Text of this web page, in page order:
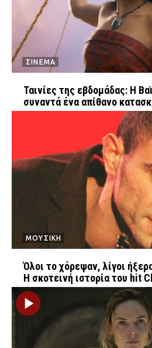
ΣΙΝΕΜΑ
Ταινίες της εβδομάδας: H
συναντά ένα απίθανο
ΜΟΥΣΙΚΗ
Όλοι το χόρεψαν, λίγοι
Η σκοτεινή ιστορία του hit